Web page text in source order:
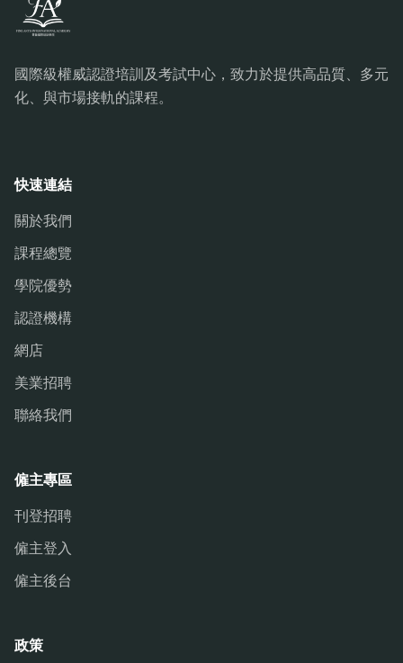
國際級權威認證培訓及考試中心，致力於提供高品質、多元
化、與市場接軌的課程。
快速連結
關於我們
課程總覽
學院優勢
認證機構
網店
美業招聘
聯絡我們
僱主專區
刊登招聘
僱主登入
僱主後台
政策